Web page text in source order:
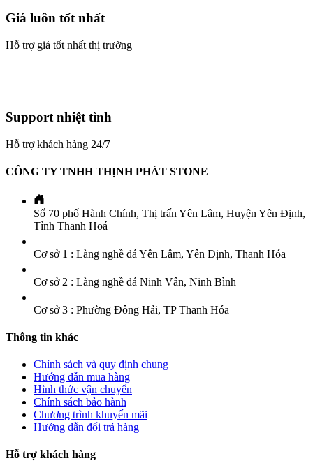
Giá luôn tốt nhất
Hỗ trợ giá tốt nhất thị trường
Support nhiệt tình
Hỗ trợ khách hàng 24/7
CÔNG TY TNHH THỊNH PHÁT STONE
Số 70 phố Hành Chính, Thị trấn Yên Lâm, Huyện Yên Định,
Tỉnh Thanh Hoá
Cơ sở 1 : Làng nghề đá Yên Lâm, Yên Định, Thanh Hóa
Cơ sở 2 : Làng nghề đá Ninh Vân, Ninh Bình
Cơ sở 3 : Phường Đông Hải, TP Thanh Hóa
Thông tin khác
Chính sách và quy định chung
Hướng dẫn mua hàng
Hình thức vận chuyển
Chính sách bảo hành
Chương trình khuyến mãi
Hướng dẫn đổi trả hàng
Hỗ trợ khách hàng